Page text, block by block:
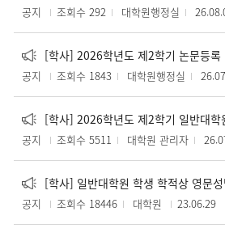
공지 조회수 292 대학원행정실
[학사] 2026학년도 제2학기 논문등록 대상자의 연구등록
공지 조회수 1843 대학원행정실
[학사] 2026학년도 제2학기 일반대학원 강의시간표 조회 안
공지 조회수 5511 대학원 관리자
[학사] 일반대학원 학생 학적상 영문성명 변
공지 조회수 18446 대학원 23.06.29